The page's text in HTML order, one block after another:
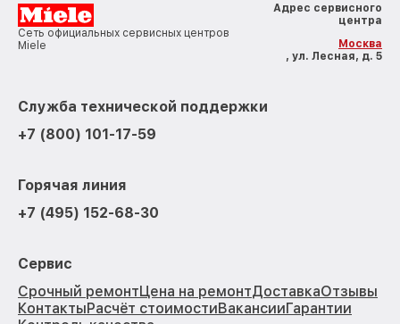
Сеть официальных сервисных центров
Miele
Адрес сервисного
центра
Москва
, ул. Лесная, д. 5
Служба технической поддержки
+7 (800) 101-17-59
Горячая линия
+7 (495) 152-68-30
Сервис
Срочный ремонтЦена на ремонтДоставкаОтзывы
КонтактыРасчёт стоимостиВакансииГарантии